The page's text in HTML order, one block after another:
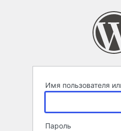
Имя пользователя
Пароль